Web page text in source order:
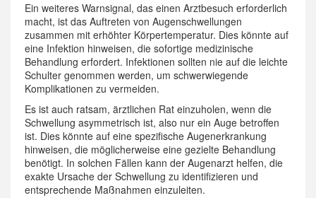
Ein weiteres Warnsignal, das einen Arztbesuch erforderlich
macht, ist das Auftreten von Augenschwellungen
zusammen mit erhöhter Körpertemperatur. Dies könnte auf
eine Infektion hinweisen, die sofortige medizinische
Behandlung erfordert. Infektionen sollten nie auf die leichte
Schulter genommen werden, um schwerwiegende
Komplikationen zu vermeiden.
Es ist auch ratsam, ärztlichen Rat einzuholen, wenn die
Schwellung asymmetrisch ist, also nur ein Auge betroffen
ist. Dies könnte auf eine spezifische Augenerkrankung
hinweisen, die möglicherweise eine gezielte Behandlung
benötigt. In solchen Fällen kann der Augenarzt helfen, die
exakte Ursache der Schwellung zu identifizieren und
entsprechende Maßnahmen einzuleiten.